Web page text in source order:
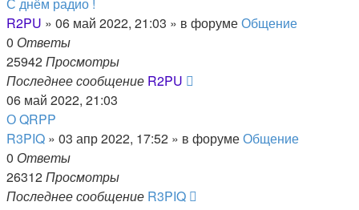
R2PU » 06 май 2022, 21:03 » в форумеОбщение
0 Ответы
25942Просмотры
Последнее сообщение R2PU
06 май 2022, 21:03
О QRPP
R3PIQ » 03 апр 2022, 17:52 » в форумеОбщение
0 Ответы
26312Просмотры
Последнее сообщение R3PIQ